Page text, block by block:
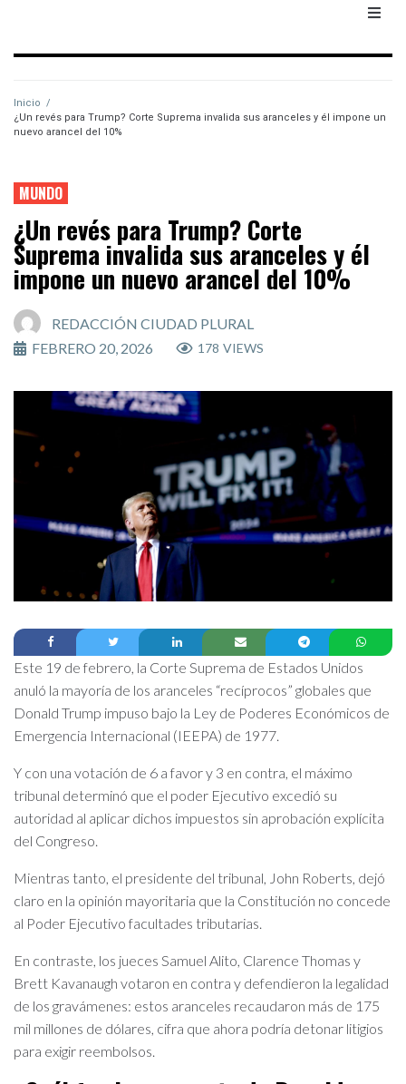
Inicio /
¿Un revés para Trump? Corte Suprema invalida sus aranceles y él impone un
nuevo arancel del 10%
MUNDO
¿Un revés para Trump? Corte
Suprema invalida sus aranceles y él
impone un nuevo arancel del 10%
REDACCIÓN CIUDAD PLURAL
FEBRERO 20, 2026
178 VIEWS
Este 19 de febrero, la Corte Suprema de Estados Unidos
anuló la mayoría de los aranceles “recíprocos” globales que
Donald Trump impuso bajo la Ley de Poderes Económicos de
Emergencia Internacional (IEEPA) de 1977.
Y con una votación de 6 a favor y 3 en contra, el máximo
tribunal determinó que el poder Ejecutivo excedió su
autoridad al aplicar dichos impuestos sin aprobación explícita
del Congreso.
Mientras tanto, el presidente del tribunal, John Roberts, dejó
claro en la opinión mayoritaria que la Constitución no concede
al Poder Ejecutivo facultades tributarias.
En contraste, los jueces Samuel Alito, Clarence Thomas y
Brett Kavanaugh votaron en contra y defendieron la legalidad
de los gravámenes: estos aranceles recaudaron más de 175
mil millones de dólares, cifra que ahora podría detonar litigios
para exigir reembolsos.